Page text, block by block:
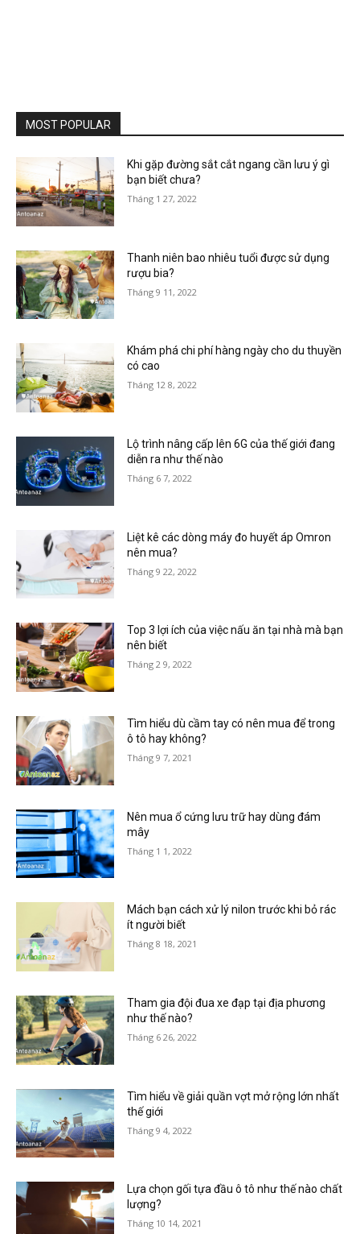
MOST POPULAR
Khi gặp đường sắt cắt ngang cần lưu ý gì
bạn biết chưa?
Tháng 1 27, 2022
Thanh niên bao nhiêu tuổi được sử dụng
rượu bia?
Tháng 9 11, 2022
Khám phá chi phí hàng ngày cho du thuyền
có cao
Tháng 12 8, 2022
Lộ trình nâng cấp lên 6G của thế giới đang
diễn ra như thế nào
Tháng 6 7, 2022
Liệt kê các dòng máy đo huyết áp Omron
nên mua?
Tháng 9 22, 2022
Top 3 lợi ích của việc nấu ăn tại nhà mà bạn
nên biết
Tháng 2 9, 2022
Tìm hiểu dù cầm tay có nên mua để trong
ô tô hay không?
Tháng 9 7, 2021
Nên mua ổ cứng lưu trữ hay dùng đám
mây
Tháng 1 1, 2022
Mách bạn cách xử lý nilon trước khi bỏ rác
ít người biết
Tháng 8 18, 2021
Tham gia đội đua xe đạp tại địa phương
như thế nào?
Tháng 6 26, 2022
Tìm hiểu về giải quần vợt mở rộng lớn nhất
thế giới
Tháng 9 4, 2022
Lựa chọn gối tựa đầu ô tô như thế nào chất
lượng?
Tháng 10 14, 2021